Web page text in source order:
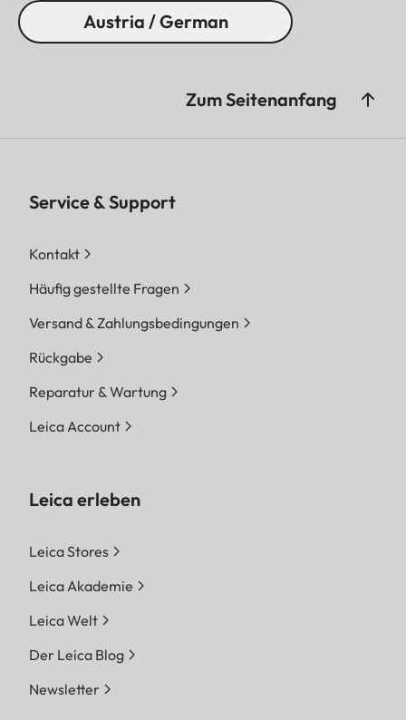
Austria / German
Zum Seitenanfang
Service & Support
Kontakt
Häufig gestellte Fragen
Versand & Zahlungsbedingungen
Rückgabe
Reparatur & Wartung
Leica Account
Leica erleben
Leica Stores
Leica Akademie
Leica Welt
Der Leica Blog
Newsletter